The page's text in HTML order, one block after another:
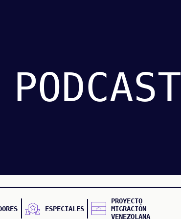
PODCAST
ESPECIALES
PROYECTO
MIGRACIÓN
VENEZOLANA